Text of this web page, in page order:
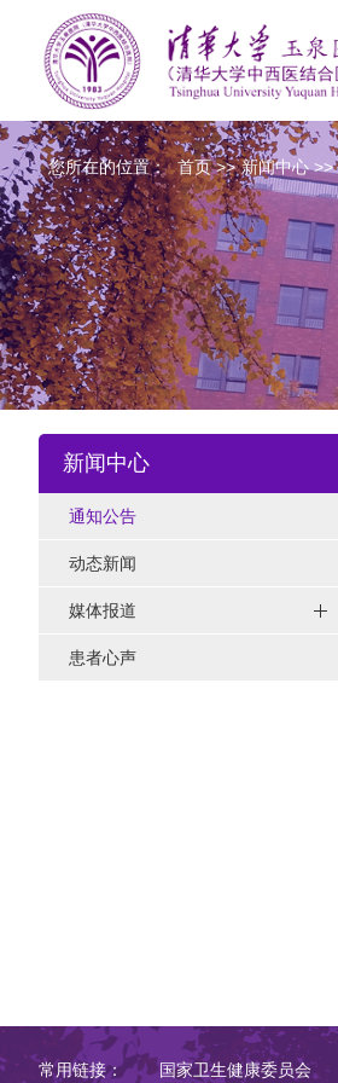
您所在的位置： 首页>> 新闻中心>>
新闻中心
通知公告
动态新闻
媒体报道
患者心声
常用链接： 国家卫生健康委员会